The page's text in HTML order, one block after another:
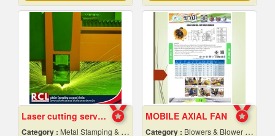
Laser cutting service according to the design
Category : Metal Stamping & Cutting
MOBILE AXIAL FAN
Category : Blowers & Blower Systems